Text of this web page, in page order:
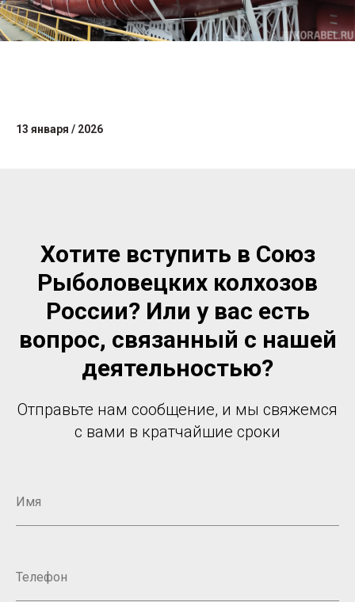
13 января / 2026
Хотите вступить в Союз
Рыболовецких колхозов
России? Или у вас есть
вопрос, связанный с нашей
деятельностью?
Отправьте нам сообщение, и мы свяжемся
с вами в кратчайшие сроки